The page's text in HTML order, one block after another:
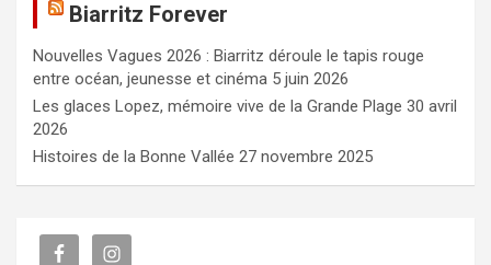
Biarritz Forever
Nouvelles Vagues 2026 : Biarritz déroule le tapis rouge
entre océan, jeunesse et cinéma 5 juin 2026
Les glaces Lopez, mémoire vive de la Grande Plage 30 avril
2026
Histoires de la Bonne Vallée 27 novembre 2025